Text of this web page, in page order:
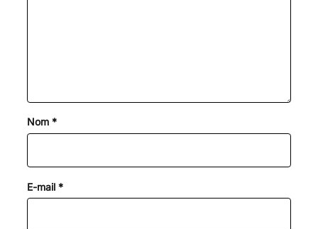
Nom *
E-mail *